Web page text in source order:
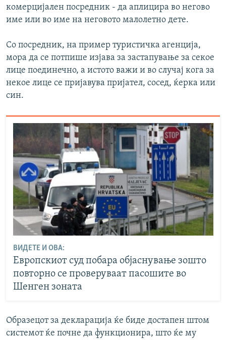
комерцијален посредник - да аплицира во негово
име или во име на неговото малолетно дете.
Со посредник, на пример туристичка агенција,
мора да се потпише изјава за застапување за секое
лице поединечно, а истото важи и во случај кога за
некое лице се пријавува пријател, сосед, ќерка или
син.
ВИДЕТЕ И ОВА:
Европскиот суд побара објаснување зошто
повторно се проверуваат пасошите во
Шенген зоната
Образецот за декларација ќе биде достапен штом
системот ќе почне да функционира, што ќе му